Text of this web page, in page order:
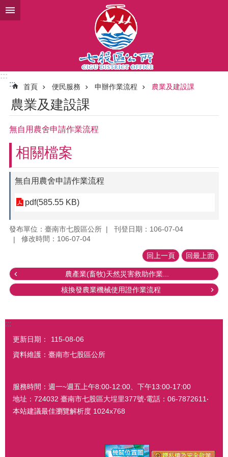
跳到主要內容區塊
:::
:::
首頁 便民服務 申辦作業流程 農業及建設課
農業及建設課
無自用農舍申請作業流程
相關檔案
無自用農舍申請作業流程
pdf(585.55 KB)
發布單位：臺南市七股區公所
刊登日期：106-07-04
修改時間：106-07-04
回上一頁 回最上面
農產業(畜牧)天然災害救助作業...
核換發農業機械使用證作業流程
:::
更新日期：
115-08-06
資料維護：臺南市七股區公所
服務時間：週一~週五上午8:00-12:00、下午13:00-17:00
地址：724032 臺南市七股區大埕里377號‧電話：06-7872611‧
本站建議最佳瀏覽解析度 1024x768